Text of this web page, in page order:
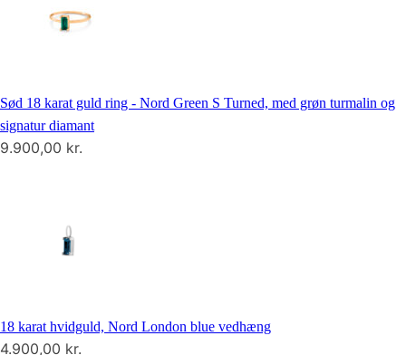
Sød 18 karat guld ring - Nord Green S Turned, med grøn turmalin og
signatur diamant
9.900,00 kr.
18 karat hvidguld, Nord London blue vedhæng
4.900,00 kr.